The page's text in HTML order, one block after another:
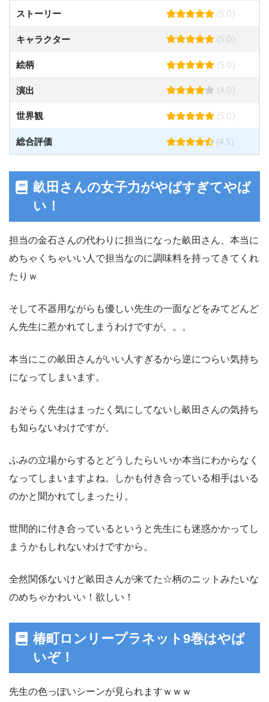
ストーリー (5.0)
キャラクター (5.0)
絵柄 (5.0)
演出 (4.0)
世界観 (5.0)
総合評価 (4.5)
畝田さんの女子力がやばすぎてやば
い！
担当の金石さんの代わりに担当になった畝田さん、本当に
めちゃくちゃいい人で担当なのに調味料を持ってきてくれ
たりｗ
そして不器用ながらも優しい先生の一面などをみてどんど
ん先生に惹かれてしまうわけですが。。。
本当にこの畝田さんがいい人すぎるから逆につらい気持ち
になってしまいます。
おそらく先生はまったく気にしてないし畝田さんの気持ち
も知らないわけですが。
ふみの立場からするとどうしたらいいか本当にわからなく
なってしまいますよね。しかも付き合っている相手はいる
のかと聞かれてしまったり。
世間的に付き合っているというと先生にも迷惑かかってし
まうかもしれないわけですから。
全然関係ないけど畝田さんが来てた☆柄のニットみたいな
のめちゃかわいい！欲しい！
椿町ロンリープラネット9巻はやば
いぞ！
先生の色っぽいシーンが見られますｗｗｗ